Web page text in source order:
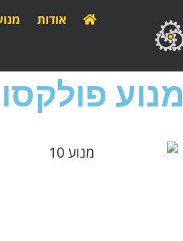
אודות
מנוע